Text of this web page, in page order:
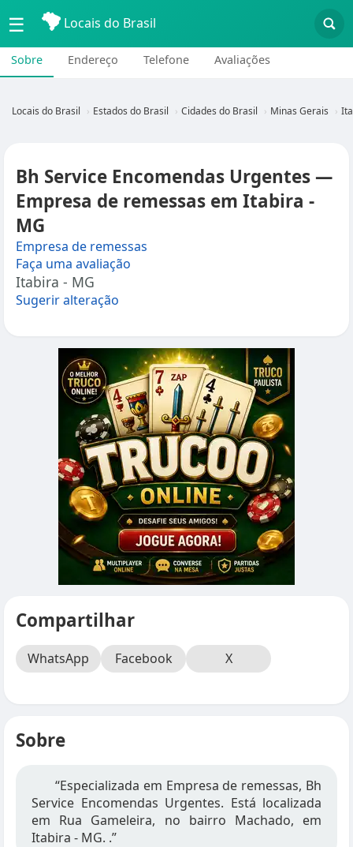
☰ Locais do Brasil
Sobre Endereço Telefone Avaliações
Locais do Brasil Estados do Brasil Cidades do Brasil Minas Gerais
Bh Service Encomendas Urgentes —
Empresa de remessas em Itabira -
MG
Empresa de remessas
Faça uma avaliação
Itabira - MG
Sugerir alteração
Compartilhar
WhatsApp Facebook X
Sobre
“Especializada em Empresa de remessas, Bh
Service Encomendas Urgentes. Está localizada
em Rua Gameleira, no bairro Machado, em
Itabira - MG. .”